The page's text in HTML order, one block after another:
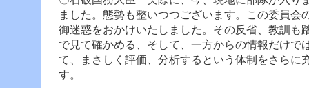
ました。態勢も整いつつございます。
この委員会
御迷惑をおかけいたしました。その反省、教訓も
で見て確かめる、そして、一方からの情報だけで
て、まさしく評価、分析するという体制をさらに
す。